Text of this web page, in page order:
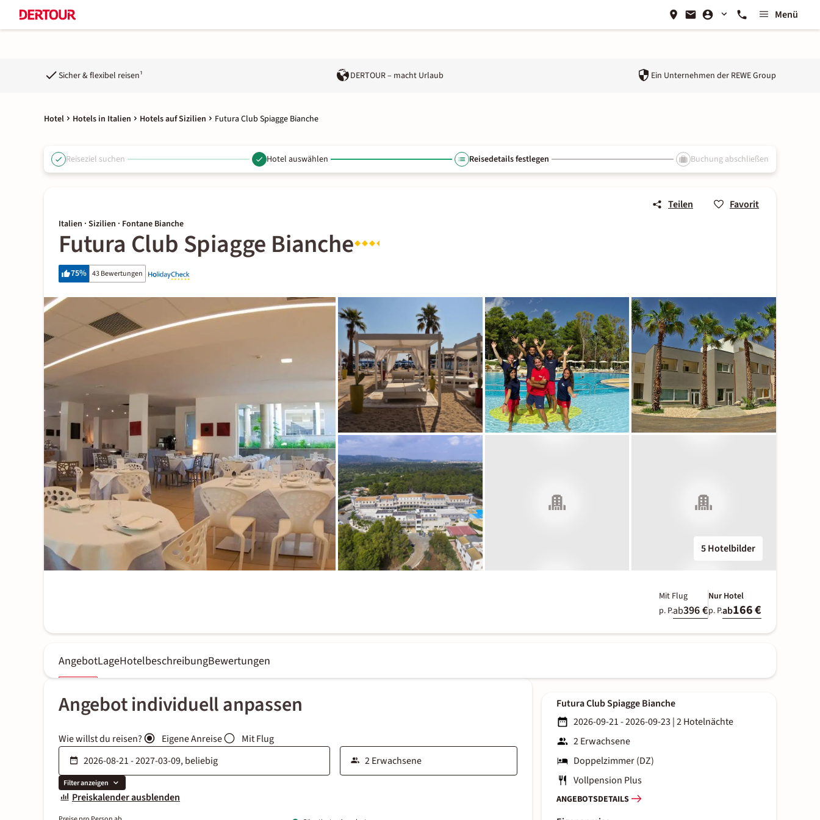
Menü
Sicher & flexibel reisen¹ DERTOUR – macht Urlaub Ein Unternehmen der REWE Group
Hotel Hotels in Italien Hotels auf Sizilien Futura Club Spiagge Bianche
Reiseziel suchen Hotel auswählen Reisedetails festlegen Buchung abschließen
Teilen Favorit
Italien · Sizilien · Fontane Bianche
Futura Club Spiagge Bianche
75% 43 Bewertungen
5 Hotelbilder
Mit Flug
p. P.ab396 €
Nur Hotel
p. P.ab166 €
AngebotLageHotelbeschreibungBewertungen
Angebot individuell anpassen
Wie willst du reisen? Eigene Anreise Mit Flug
Filter anzeigen
Preiskalender ausblenden
Futura Club Spiagge Bianche
2026-09-21 - 2026-09-23 |2 Hotelnächte
2 Erwachsene
Doppelzimmer (DZ)
Vollpension Plus
ANGEBOTSDETAILS